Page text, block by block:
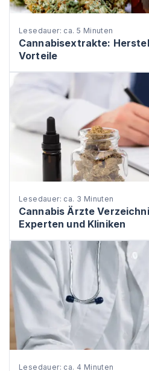
Lesedauer: ca. 5 Minuten
Cannabisextrakte:
Vorteile
Lesedauer: ca. 3 Minuten
Cannabis Ärzte
Experten und Kliniken
Lesedauer: ca. 4 Minuten